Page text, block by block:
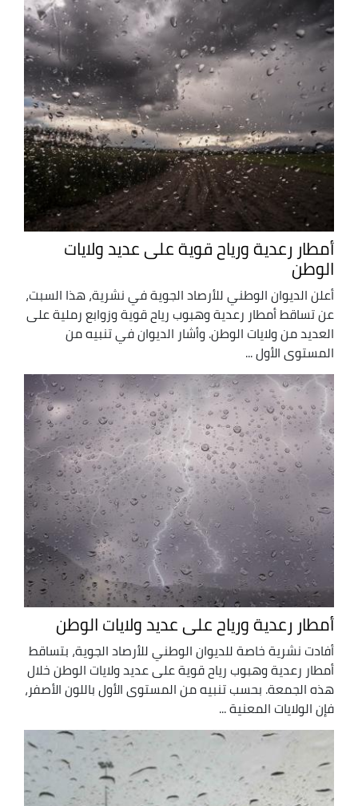
أمطار رعدية ورياح قوية على عديد ولايات
الوطن
أعلن الديوان الوطني للأرصاد الجوية في نشرية، هذا السبت،
عن تساقط أمطار رعدية وهبوب رياح قوية وزوابع رملية على
العديد من ولايات الوطن. وأشار الديوان في تنبيه من
المستوى الأول ...
أمطار رعدية ورياح على عديد ولايات الوطن
أفادت نشرية خاصة للديوان الوطني للأرصاد الجوية، بتساقط
أمطار رعدية وهبوب رياح قوية على عديد ولايات الوطن خلال
هذه الجمعة. بحسب تنبيه من المستوى الأول باللون الأصفر،
فإن الولايات المعنية ...